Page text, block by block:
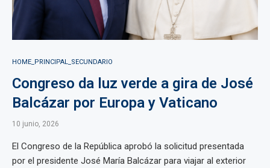
HOME_PRINCIPAL_SECUNDARIO
Congreso da luz verde a gira de José
Balcázar por Europa y Vaticano
10 junio, 2026
El Congreso de la República aprobó la solicitud presentada
por el presidente José María Balcázar para viajar al exterior